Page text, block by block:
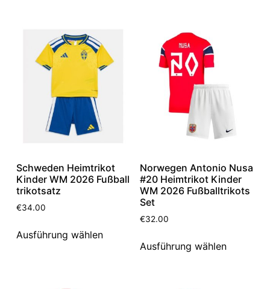
Schweden Heimtrikot
Kinder WM 2026 Fußball
trikotsatz
€34.00
Ausführung wählen
Norwegen Antonio Nusa
#20 Heimtrikot Kinder
WM 2026 Fußballtrikots
Set
€32.00
Ausführung wählen